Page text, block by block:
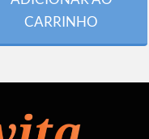
CARRINHO